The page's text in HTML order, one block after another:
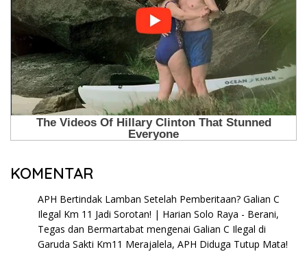
KOMENTAR
APH Bertindak Lamban Setelah Pemberitaan? Galian C
Ilegal Km 11 Jadi Sorotan! | Harian Solo Raya - Berani,
Tegas dan Bermartabat mengenai Galian C Ilegal di
Garuda Sakti Km11 Merajalela, APH Diduga Tutup Mata!